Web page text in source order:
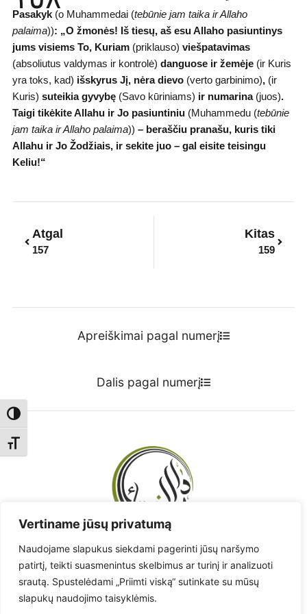
Vertiname jūsų privatumą
Naudojame slapukus siekdami pagerinti jūsų naršymo
patirtį, teikti suasmenintus skelbimus ar turinį ir analizuoti
srautą. Spustelėdami „Priimti viską“ sutinkate su mūsų
slapukų naudojimo taisyklėmis.
Toggle High Contrast
Toggle Font size
Pasakyk (o Muhammedai (tebūnie jam taika ir Allaho
palaima)): „O žmonės! Iš tiesų, aš esu Allaho pasiuntinys
jums visiems To, Kuriam(priklauso) viešpatavimas
(absoliutus valdymas ir kontrolė) danguose ir žemėje(ir Kuris
yra toks, kad) išskyrus Jį, nėra dievo(verto garbinimo),(ir
Kuris) suteikia gyvybę(Savo kūriniams) ir numarina(juos).
Taigi tikėkite Allahu ir Jo pasiuntiniu(Muhammedu (tebūnie
jam taika ir Allaho palaima)) – beraščiu pranašu, kuris tiki
Allahu ir Jo Žodžiais, ir sekite juo – gal eisite teisingu
Keliu!“
Atgal
157
Kitas
159
Apreiškimai pagal numerį
Dalis pagal numerį
Radote klaidą? - Praneškite!
Pranešti apie klaidą